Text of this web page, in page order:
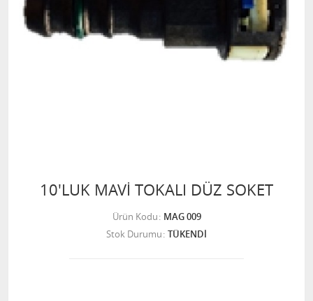
10'LUK MAVİ TOKALI DÜZ SOKET
Ürün Kodu MAG 009
Stok Durumu TÜKENDİ